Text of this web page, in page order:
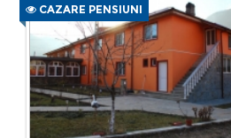
CAZARE PENSIUNI